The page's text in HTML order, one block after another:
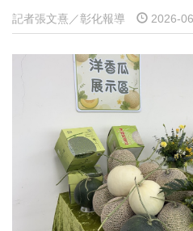
記者張文熹／彰化報導 2026-